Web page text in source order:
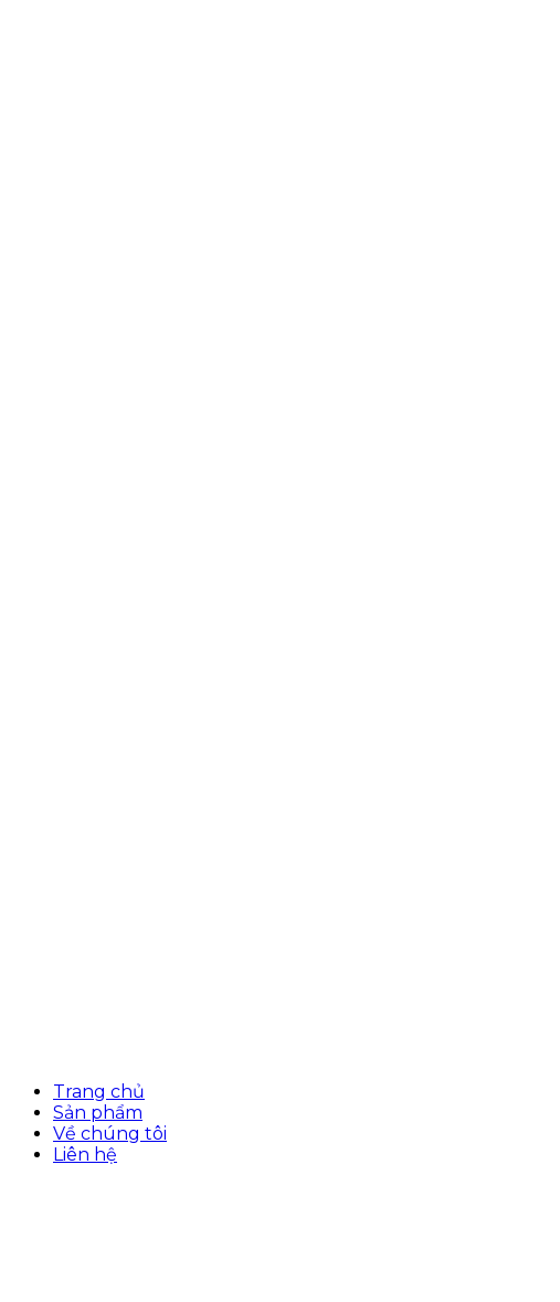
Trang chủ
Sản phẩm
Về chúng tôi
Liên hệ